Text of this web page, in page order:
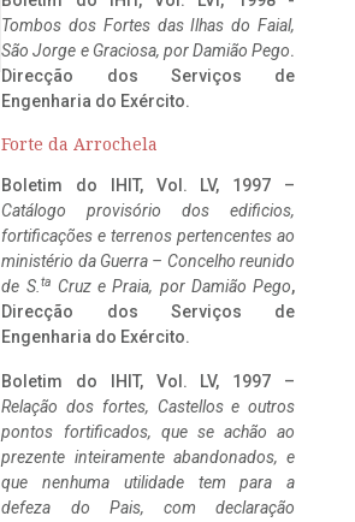
Tombos dos Fortes das Ilhas do Faial,
São Jorge e Graciosa, por Damião Pego.
Direcção dos Serviços de
Engenharia do Exército.
Forte da Arrochela
Boletim do IHIT, Vol. LV, 1997 –
Catálogo provisório dos edificios,
fortificações e terrenos pertencentes ao
ministério da Guerra – Concelho reunido
de S. ta Cruz e Praia, por Damião Pego,
Direcção dos Serviços de
Engenharia do Exército.
Boletim do IHIT, Vol. LV, 1997 –
Relação dos fortes, Castellos e outros
pontos fortificados, que se achão ao
prezente inteiramente abandonados, e
que nenhuma utilidade tem para a
defeza do Pais, com declaração